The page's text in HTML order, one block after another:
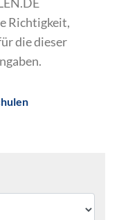
Richtigkeit,
die dieser